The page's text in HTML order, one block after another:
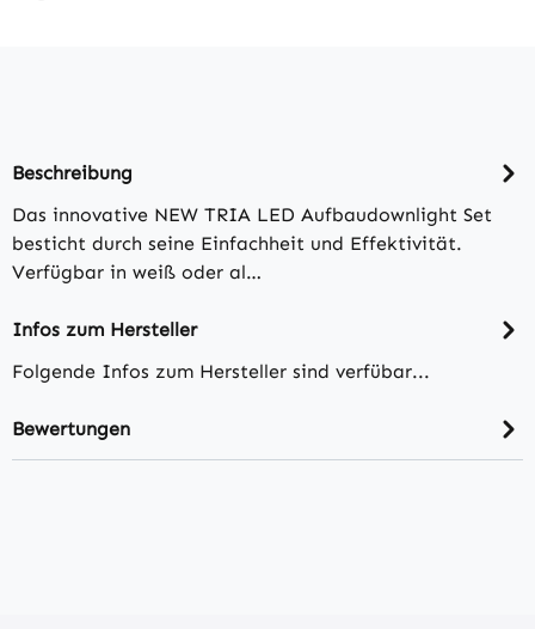
Beschreibung
Das innovative NEW TRIA LED Aufbaudownlight Set
besticht durch seine Einfachheit und Effektivität.
Verfügbar in weiß oder al…
Infos zum Hersteller
Folgende Infos zum Hersteller sind verfübar...
Bewertungen